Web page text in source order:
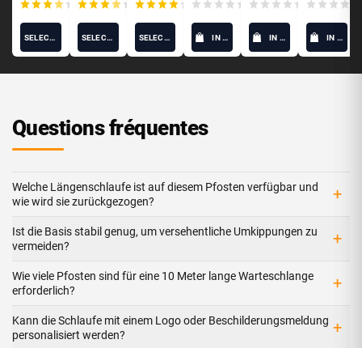
(15)
SELECT OPTIONS
(10)
SELECT OPTIONS
(12)
SELECT OPTIONS
(0)
IN DEN WARENKORB
(0)
IN DEN WARENKORB IN DEN WARENKORB
Questions fréquentes
Welche Längenschlaufe ist auf diesem Pfosten verfügbar und
wie wird sie zurückgezogen?
+
Ist die Basis stabil genug, um versehentliche Umkippungen zu
vermeiden?
+
Wie viele Pfosten sind für eine 10 Meter lange Warteschlange
erforderlich?
+
Kann die Schlaufe mit einem Logo oder Beschilderungsmeldung
personalisiert werden?
+